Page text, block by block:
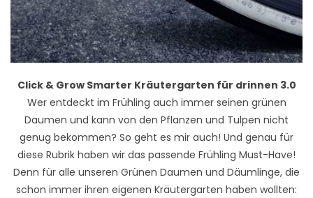
Click & Grow Smarter Kräutergarten für drinnen 3.0
Wer entdeckt im Frühling auch immer seinen grünen
Daumen und kann von den Pflanzen und Tulpen nicht
genug bekommen? So geht es mir auch! Und genau für
diese Rubrik haben wir das passende Frühling Must-Have!
Denn für alle unseren Grünen Daumen und Däumlinge, die
schon immer ihren eigenen Kräutergarten haben wollten: